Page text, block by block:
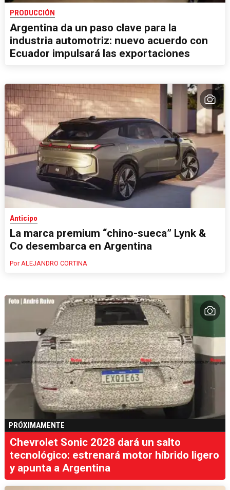
PRODUCCIÓN
Argentina da un paso clave para la
industria automotriz: nuevo acuerdo con
Ecuador impulsará las exportaciones
Anticipo
La marca premium “chino-sueca” Lynk &
Co desembarca en Argentina
ALEJANDRO CORTINA
PRÓXIMAMENTE
Chevrolet Sonic 2028 dará un salto
tecnológico: estrenará motor híbrido ligero
y apunta a Argentina